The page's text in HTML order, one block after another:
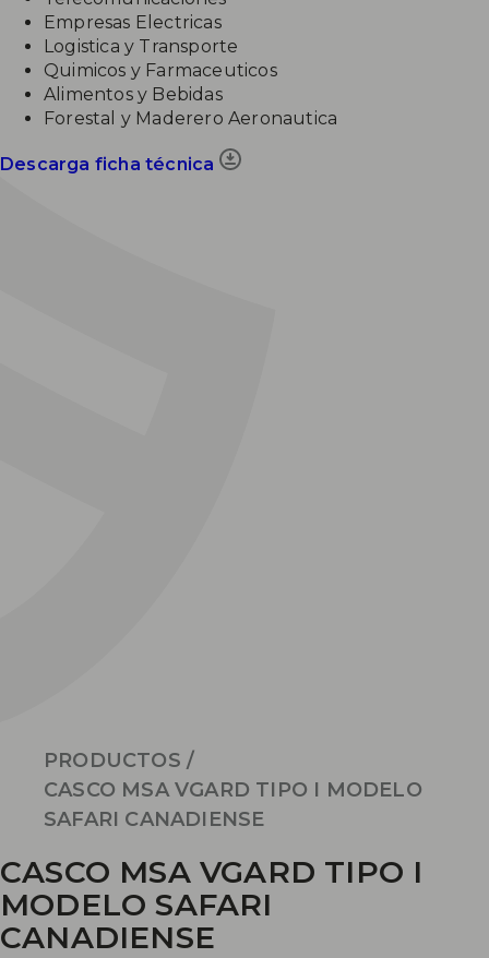
Empresas Electricas
Logistica y Transporte
Quimicos y Farmaceuticos
Alimentos y Bebidas
Forestal y Maderero Aeronautica
Descarga ficha técnica
PRODUCTOS /
CASCO MSA VGARD TIPO I MODELO
SAFARI CANADIENSE
CASCO MSA VGARD TIPO I
MODELO SAFARI
CANADIENSE